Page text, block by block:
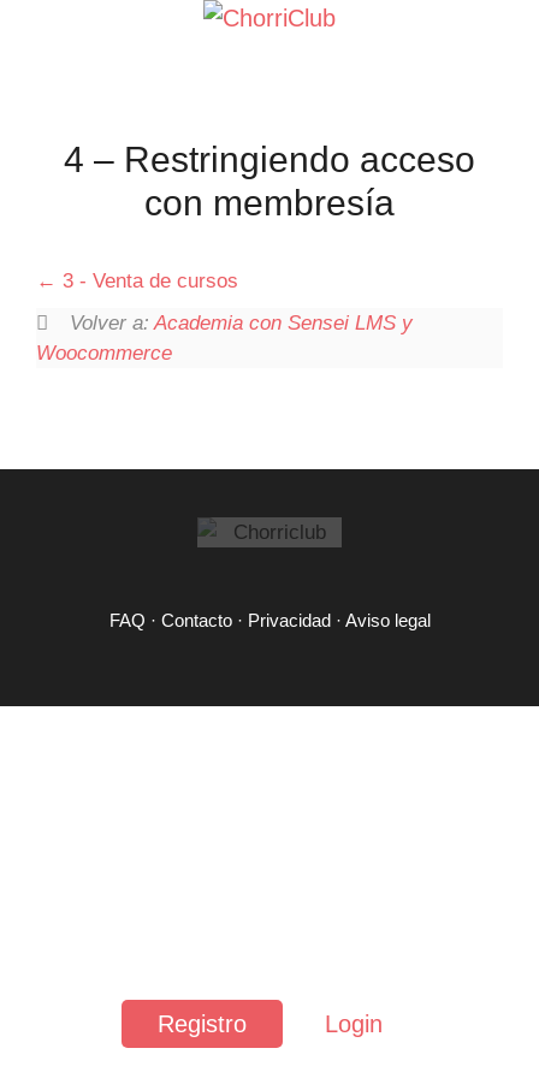
Registro Login
4 – Restringiendo acceso
con membresía
3 - Venta de cursos
Volver a:Academia con Sensei LMS y
Woocommerce
FAQ · Contacto· Privacidad· Aviso legal